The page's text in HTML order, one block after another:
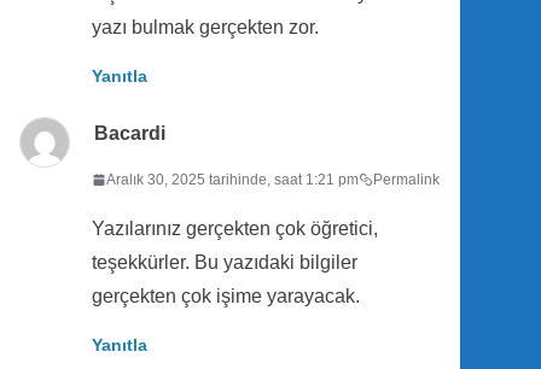
yazı bulmak gerçekten zor.
Yanıtla
Bacardi
Aralık 30, 2025 tarihinde, saat 1:21 pm Permalink
Yazılarınız gerçekten çok öğretici,
teşekkürler. Bu yazıdaki bilgiler
gerçekten çok işime yarayacak.
Yanıtla